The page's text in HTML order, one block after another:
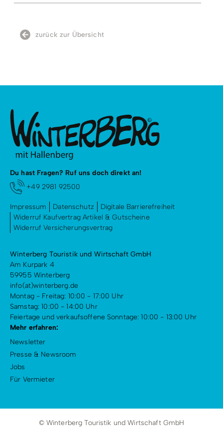
zurück zur Übersicht
Du hast Fragen? Ruf uns doch direkt an!
+49 2981 92500
Impressum Datenschutz
Digitale Barrierefreiheit
Widerruf Kaufvertrag Artikel & Gutscheine
Widerruf Versicherungsvertrag
Winterberg Touristik und Wirtschaft GmbH
Am Kurpark 4
59955 Winterberg
info(at)winterberg.de
Montag - Freitag: 10:00 - 17:00 Uhr
Samstag: 10:00 - 14:00 Uhr
Feiertage und verkaufsoffene Sonntage: 10:00 - 13:00 Uhr
Mehr erfahren:
Newsletter
Presse & Newsroom
Jobs
Für Vermieter
© Winterberg Touristik und Wirtschaft GmbH